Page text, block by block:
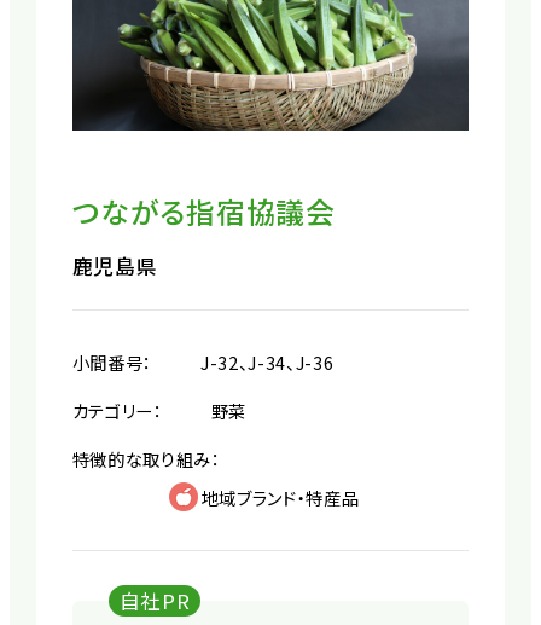
つながる指宿協議会
鹿児島県
小間番号：
J-32、J-34、J-36
カテゴリー：
野菜
特徴的な取り組み：
地域ブランド・特産品
自社PR